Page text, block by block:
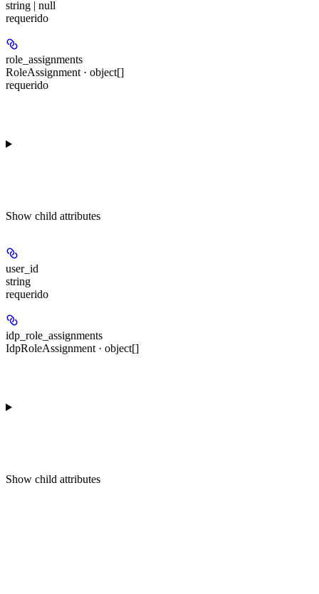
string | null
requerido
role_assignments
RoleAssignment · object[]
requerido
Show child attributes
user_id
string
requerido
idp_role_assignments
IdpRoleAssignment · object[]
Show child attributes